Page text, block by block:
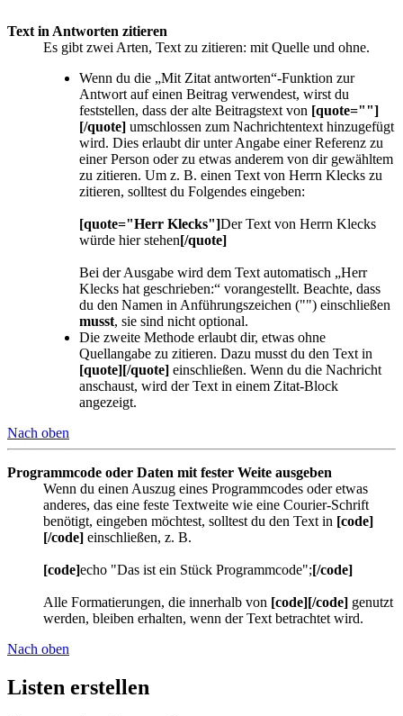
Text in Antworten zitieren
Es gibt zwei Arten, Text zu zitieren: mit Quelle und ohne.
Wenn du die „Mit Zitat antworten“-Funktion zur
Antwort auf einen Beitrag verwendest, wirst du
feststellen, dass der alte Beitragstext von [quote=""]
[/quote] umschlossen zum Nachrichtentext hinzugefügt
wird. Dies erlaubt dir unter Angabe einer Referenz zu
einer Person oder zu etwas anderem von dir gewähltem
zu zitieren. Um z. B. einen Text von Herrn Klecks zu
zitieren, solltest du Folgendes eingeben:
[quote="Herr Klecks"]Der Text von Herrn Klecks
würde hier stehen[/quote]
Bei der Ausgabe wird dem Text automatisch „Herr
Klecks hat geschrieben:“ vorangestellt. Beachte, dass
du den Namen in Anführungszeichen ("") einschließen
musst, sie sind nicht optional.
Die zweite Methode erlaubt dir, etwas ohne
Quellangabe zu zitieren. Dazu musst du den Text in
[quote][/quote] einschließen. Wenn du die Nachricht
anschaust, wird der Text in einem Zitat-Block
angezeigt.
Nach oben
Programmcode oder Daten mit fester Weite ausgeben
Wenn du einen Auszug eines Programmcodes oder etwas
anderes, das eine feste Textweite wie eine Courier-Schrift
benötigt, eingeben möchtest, solltest du den Text in [code]
[/code] einschließen, z. B.
[code]echo "Das ist ein Stück Programmcode";[/code]
Alle Formatierungen, die innerhalb von [code][/code] genutzt
werden, bleiben erhalten, wenn der Text betrachtet wird.
Nach oben
Listen erstellen